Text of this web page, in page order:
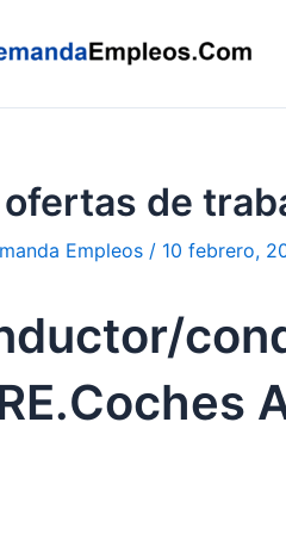
de
Empleos / 10 febrero,